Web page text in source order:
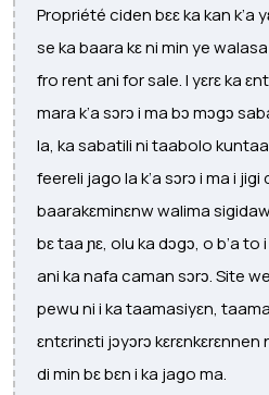
Propriété ciden bɛɛ ka kan k’a
se ka baara kɛ ni min ye
fro rent ani for sale. I yɛrɛ ka
mara k’a sɔrɔ i ma bɔ mɔgɔ
la, ka sabatili ni taabolo
feereli jago la k’a sɔrɔ i ma i jigi
baarakɛminɛnw walima
bɛ taa ɲɛ, olu ka dɔgɔ, o b’a
ani ka nafa caman sɔrɔ. Site
pewu ni i ka taamasiyɛn,
ɛntɛrinɛti jɔyɔrɔ
di min bɛ bɛn i ka jago ma.